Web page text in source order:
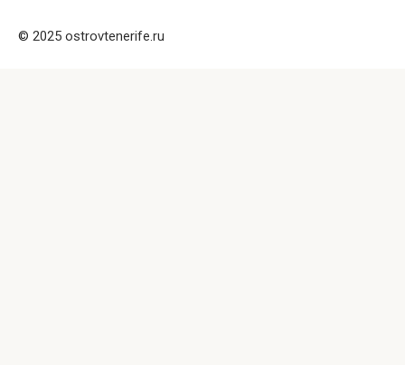
© 2025 ostrovtenerife.ru